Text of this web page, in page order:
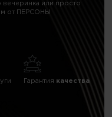
вечеринка или просто
от ПЕРСОНЫ
Гарантия качества